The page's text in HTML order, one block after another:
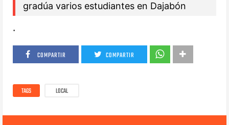
gradúa varios estudiantes en Dajabón
.
COMPARTIR COMPARTIR
TAGS LOCAL